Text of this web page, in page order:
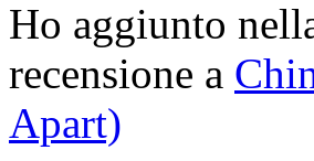
Ho aggiunto
recensione a
Apart)